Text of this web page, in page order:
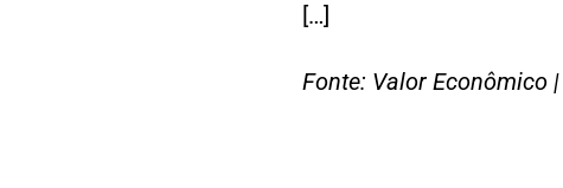
[…]
Fonte: Valor Econômico